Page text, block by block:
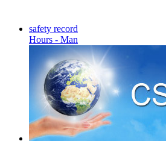
safety record
Hours - Man